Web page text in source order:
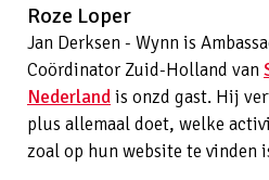
Roze Loper
Jan Derksen - Wynn is
Coördinator Zuid-Holland van
Nederlandis onzd gast. Hij
plus allemaal doet, welke
zoal op hun website te vinden